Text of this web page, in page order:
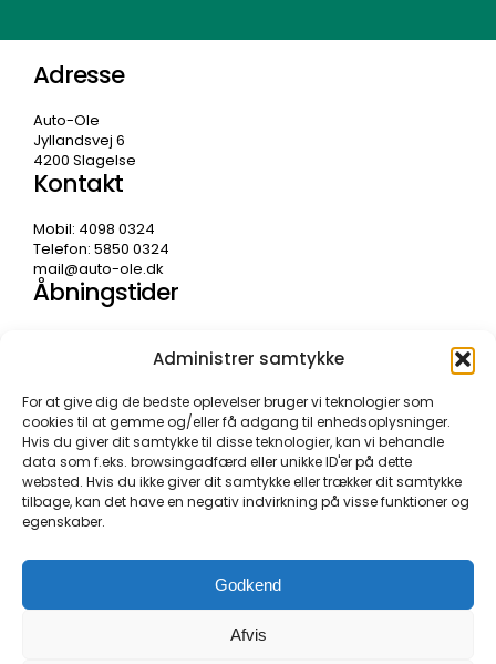
Administrer samtykke
For at give dig de bedste oplevelser bruger vi teknologier som
cookies til at gemme og/eller få adgang til enhedsoplysninger.
Hvis du giver dit samtykke til disse teknologier, kan vi behandle
data som f.eks. browsingadfærd eller unikke ID'er på dette
websted. Hvis du ikke giver dit samtykke eller trækker dit samtykke
tilbage, kan det have en negativ indvirkning på visse funktioner og
egenskaber.
Godkend
Afvis
Adresse
Auto-Ole
Jyllandsvej 6
4200 Slagelse
Kontakt
Mobil: 4098 0324
Telefon: 5850 0324
mail@auto-ole.dk
Åbningstider